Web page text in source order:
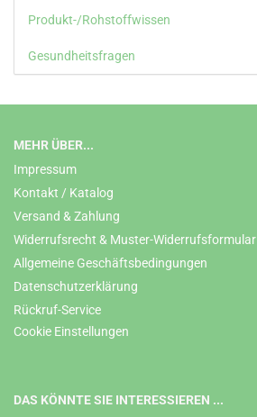
Produkt-/Rohstoffwissen
Gesundheitsfragen
MEHR ÜBER...
Impressum
Kontakt / Katalog
Versand & Zahlung
Widerrufsrecht & Muster-Widerrufsformular
Allgemeine Geschäftsbedingungen
Datenschutzerklärung
Rückruf-Service
Cookie Einstellungen
DAS KÖNNTE SIE INTERESSIEREN ...